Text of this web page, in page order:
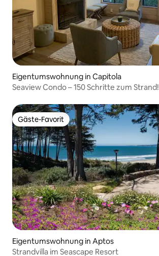
Eigentumswohnung in Capitola
Seaview Condo – 150 Schritte zum Strand!
Gäste-Favorit
Gäste-Favorit
Eigentumswohnung in Aptos
Strandvilla im Seascape Resort